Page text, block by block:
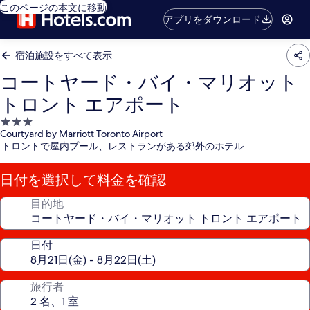
このページの本文に移動
アプリをダウンロード
宿泊施設をすべて表示
コートヤード・バイ・マリオット
トロント エアポート
3.0
つ
星
宿
泊
施
Courtyard by Marriott Toronto Airport
トロントで屋内プール、レストランがある郊外のホテル
日付を選択して料金を確認
目的地
日付
旅行者